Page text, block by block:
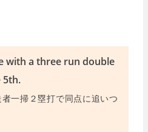
with a three run double
5th.
者一掃２塁打で同点に追いつ